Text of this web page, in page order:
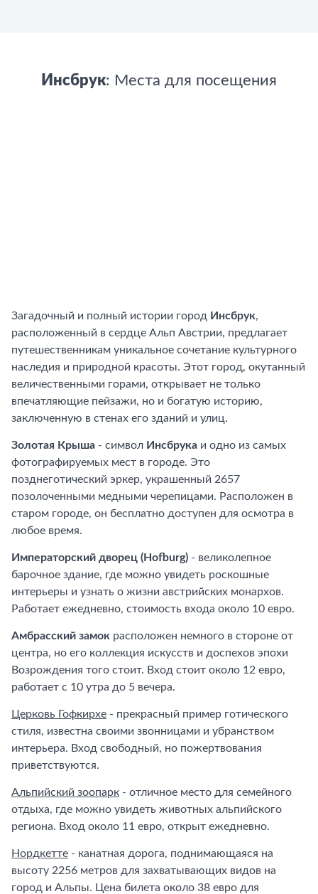
Инсбрук: Места для посещения
Загадочный и полный истории город Инсбрук,
расположенный в сердце Альп Австрии, предлагает
путешественникам уникальное сочетание культурного
наследия и природной красоты. Этот город, окутанный
величественными горами, открывает не только
впечатляющие пейзажи, но и богатую историю,
заключенную в стенах его зданий и улиц.
Золотая Крыша - символ Инсбрука и одно из самых
фотографируемых мест в городе. Это
позднеготический эркер, украшенный 2657
позолоченными медными черепицами. Расположен в
старом городе, он бесплатно доступен для осмотра в
любое время.
Императорский дворец (Hofburg) - великолепное
барочное здание, где можно увидеть роскошные
интерьеры и узнать о жизни австрийских монархов.
Работает ежедневно, стоимость входа около 10 евро.
Амбрасский замок расположен немного в стороне от
центра, но его коллекция искусств и доспехов эпохи
Возрождения того стоит. Вход стоит около 12 евро,
работает с 10 утра до 5 вечера.
Церковь Гофкирхе - прекрасный пример готического
стиля, известна своими звонницами и убранством
интерьера. Вход свободный, но пожертвования
приветствуются.
Альпийский зоопарк - отличное место для семейного
отдыха, где можно увидеть животных альпийского
региона. Вход около 11 евро, открыт ежедневно.
Нордкетте - канатная дорога, поднимающаяся на
высоту 2256 метров для захватывающих видов на
город и Альпы. Цена билета около 38 евро для